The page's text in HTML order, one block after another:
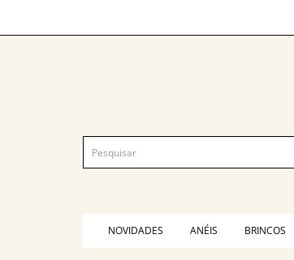
NOVIDADES ANÉIS BRINCOS